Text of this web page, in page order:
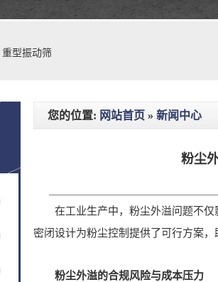
重型振动筛
您的位置: 网站首页 » 新闻中心
粉尘
在工业生产中，粉尘外溢问题不仅
密闭设计为粉尘控制提供了可行方案，
粉尘外溢的合规风险与成本压力